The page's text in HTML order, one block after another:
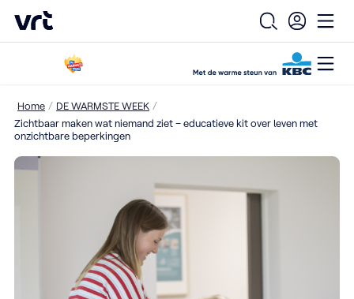
VRT (home)
Open
Home / DE WARMSTE WEEK /
Zichtbaar maken wat niemand ziet – educatieve kit over leven met
onzichtbare beperkingen